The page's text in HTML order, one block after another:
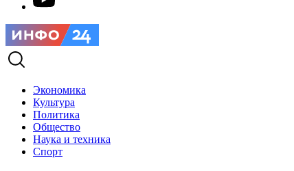
Экономика
Культура
Политика
Общество
Наука и техника
Спорт